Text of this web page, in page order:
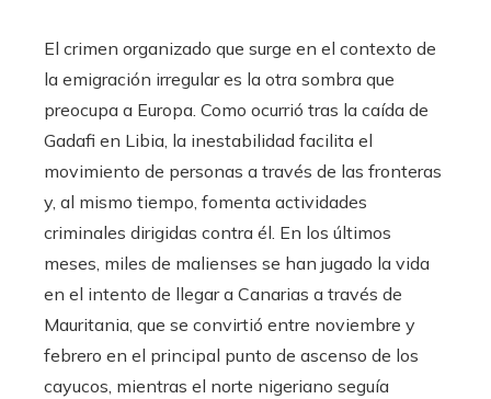
El crimen organizado que surge en el contexto de
la emigración irregular es la otra sombra que
preocupa a Europa. Como ocurrió tras la caída de
Gadafi en Libia, la inestabilidad facilita el
movimiento de personas a través de las fronteras
y, al mismo tiempo, fomenta actividades
criminales dirigidas contra él. En los últimos
meses, miles de malienses se han jugado la vida
en el intento de llegar a Canarias a través de
Mauritania, que se convirtió entre noviembre y
febrero en el principal punto de ascenso de los
cayucos, mientras el norte nigeriano seguía